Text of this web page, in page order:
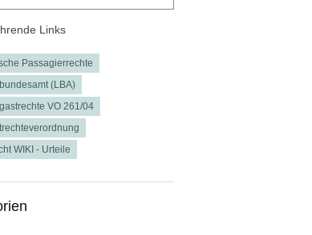
Links
Passagierrechte
(LBA)
VO 261/04
WIKI - Urteile